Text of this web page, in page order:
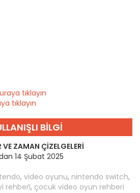
tıklayın
tıklayın
BILGI
VE ZAMAN ÇIZELGELERI
14 Şubat 2025
, video oyunu, nintendo switch,
rehberi̇, çocuk video oyun rehberi